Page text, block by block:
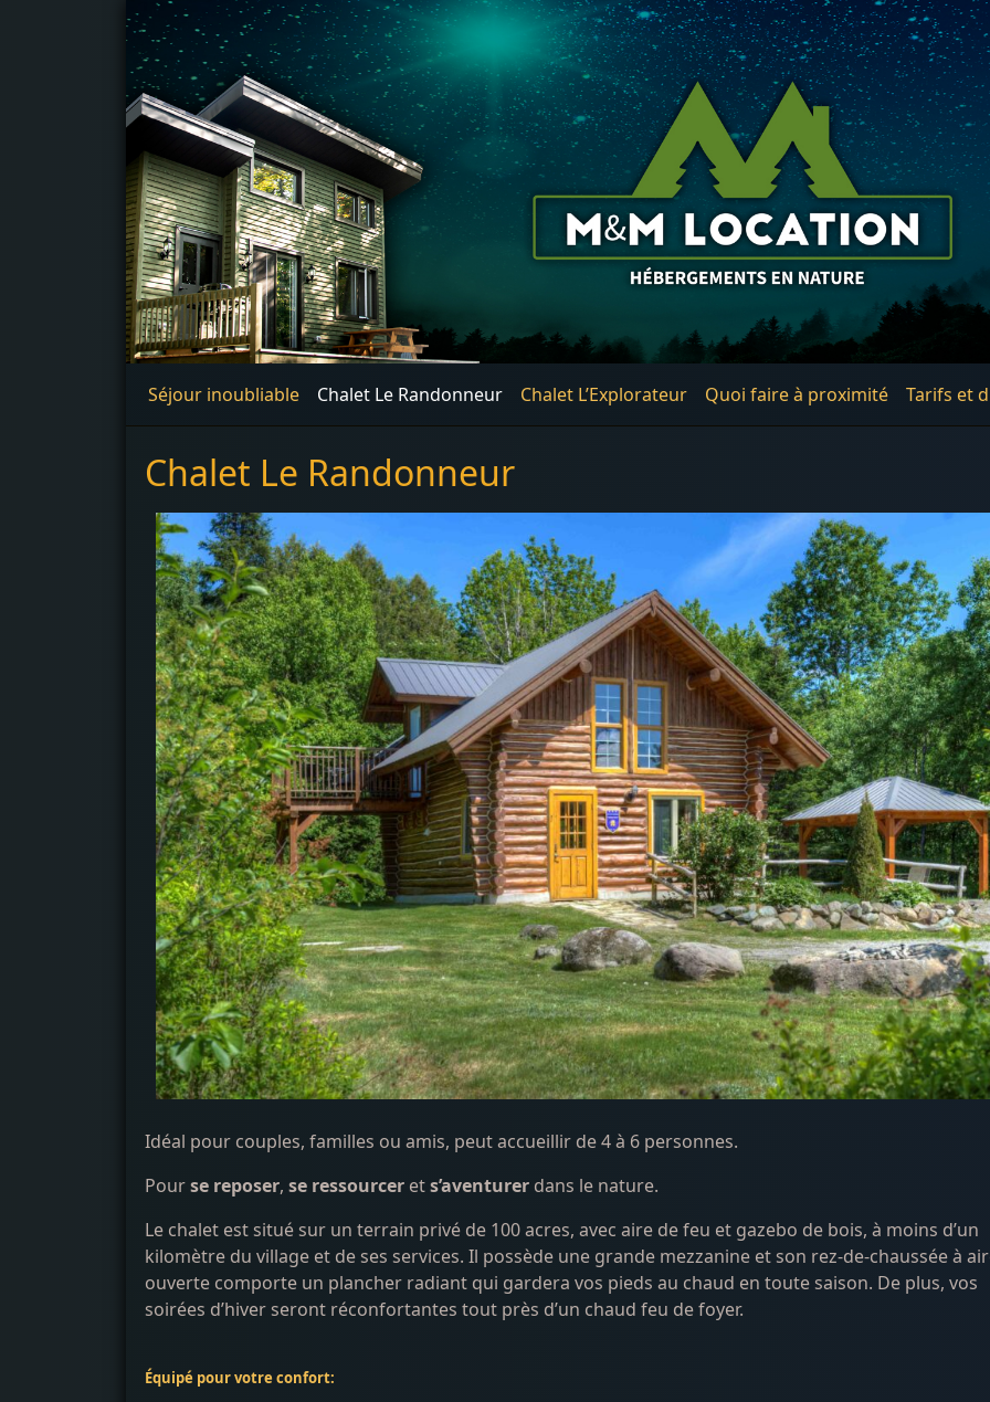
Séjour inoubliable Chalet Le Randonneur Chalet L’Explorateur Quoi faire à proximité Tarifs et
Chalet Le Randonneur
Idéal pour couples, familles ou amis, peut accueillir de 4 à 6 personnes.
Pourse reposer, se ressourcer ets’aventurer dans le nature.
Le chalet est situé sur un terrain privé de 100 acres, avec aire de feu et gazebo de bois, à moins d’un
kilomètre du village et de ses services. Il possède une grande mezzanine et son rez-de-chaussée à
ouverte comporte un plancher radiant qui gardera vos pieds au chaud en toute saison. De plus, vos
soirées d’hiver seront réconfortantes tout près d’un chaud feu de foyer.
Équipé pour votre confort: